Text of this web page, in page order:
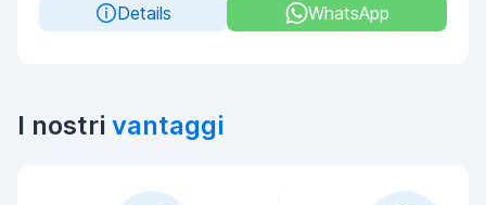
Details
WhatsApp
I nostri vantaggi